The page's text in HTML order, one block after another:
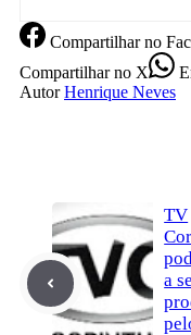
Compartilharno
Compartilharno X
Autor Henrique Neves
TV
a